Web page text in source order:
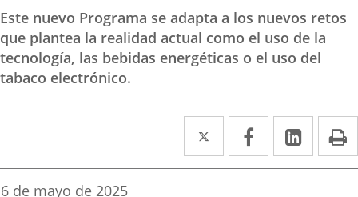
Este nuevo Programa se adapta a los nuevos retos
que plantea la realidad actual como el uso de la
tecnología, las bebidas energéticas o el uso del
tabaco electrónico.
Twitter
Enlace
a
Facebook
Enlace
a
Enlace
a
Fecha
6 de mayo de 2025